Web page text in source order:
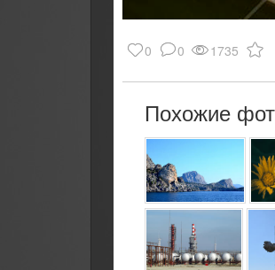
0 0 1735
Похожие